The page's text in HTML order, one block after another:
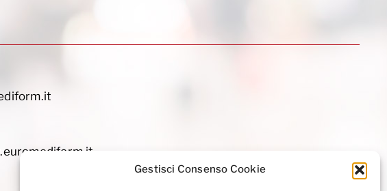
Gestisci Consenso Cookie